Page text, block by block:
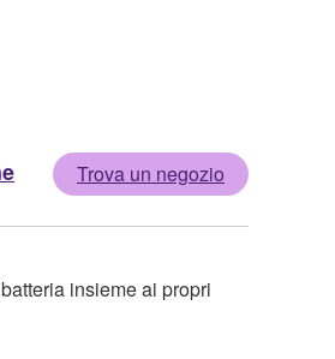
Trova un negozio
insieme ai propri